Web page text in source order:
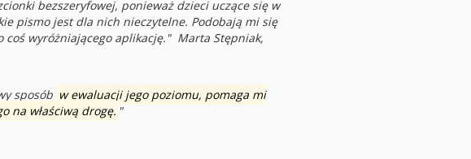
bezszeryfowej, ponieważ dzieci uczące się w
pismo jest dla nich nieczytelne. Podobają mi się
coś wyróżniającego aplikację." Marta Stępniak,
sposób w ewaluacji jego poziomu, pomaga mi
na właściwą drogę. "